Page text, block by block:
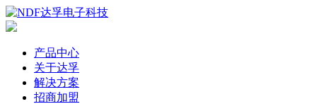
产品中心
关于达孚
解决方案
招商加盟